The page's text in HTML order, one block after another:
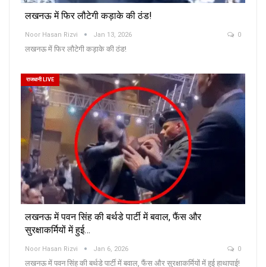
लखनऊ में फिर लौटेगी कड़ाके की ठंड!
Noor Hasan Rizvi Jan 13, 2026 0
लखनऊ में फिर लौटेगी कड़ाके की ठंड!
राजधानी LIVE
लखनऊ में पवन सिंह की बर्थडे पार्टी में बवाल, फैंस और
सुरक्षाकर्मियों में हुई…
Noor Hasan Rizvi Jan 6, 2026 0
लखनऊ में पवन सिंह की बर्थडे पार्टी में बवाल, फैंस और सुरक्षाकर्मियों में हुई हाथापाई!